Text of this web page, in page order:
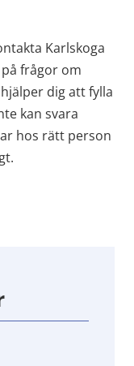
Karlskoga
frågor om
dig att fylla
kan svara
hos rätt person